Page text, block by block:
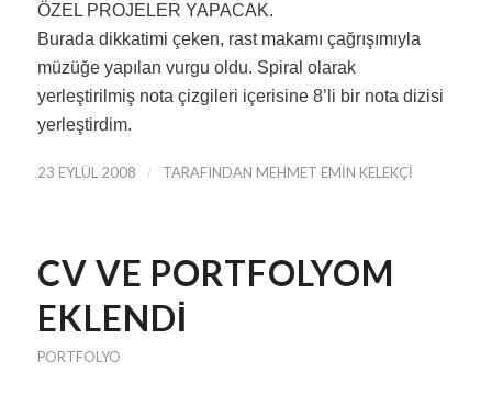
ÖZEL PROJELER YAPACAK.
Burada dikkatimi çeken, rast makamı çağrışımıyla
müzüğe yapılan vurgu oldu. Spiral olarak
yerleştirilmiş nota çizgileri içerisine 8’li bir nota dizisi
yerleştirdim.
23 EYLÜL 2008 / TARAFINDAN MEHMET EMIN KELEKÇI
CV VE PORTFOLYOM
EKLENDI
PORTFOLYO